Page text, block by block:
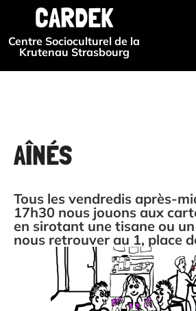
CARDEK
Centre Socioculturel de la
Krutenau Strasbourg
AÎNÉS
Tous les vendredis après-
17h30 nous jouons aux
en sirotant une tisane ou un
nous retrouver au 1, place